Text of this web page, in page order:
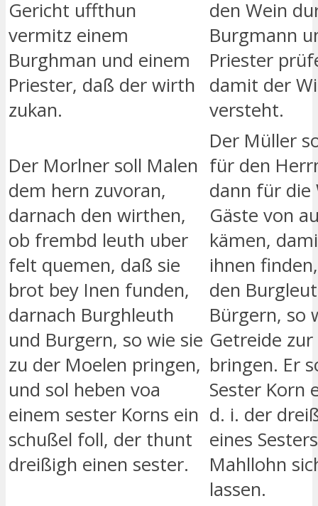
Gericht uffthun
vermitz einem
Burghman und einem
Priester, daß der wirth
zukan.
den Wein
Burgmann
Priester
damit der
versteht.
Der Morlner soll Malen
dem hern zuvoran,
darnach den wirthen,
ob frembd leuth uber
felt quemen, daß sie
brot bey Inen funden,
darnach Burghleuth
und Burgern, so wie sie
zu der Moelen pringen,
und sol heben voa
einem sester Korns ein
schußel foll, der thunt
dreißigh einen sester.
Der Müller
für den
dann für die
Gäste von
kämen,
ihnen
den
Bürgern, so
Getreide
bringen. Er
Sester Korn
d. i. der
eines
Mahllohn
lassen.